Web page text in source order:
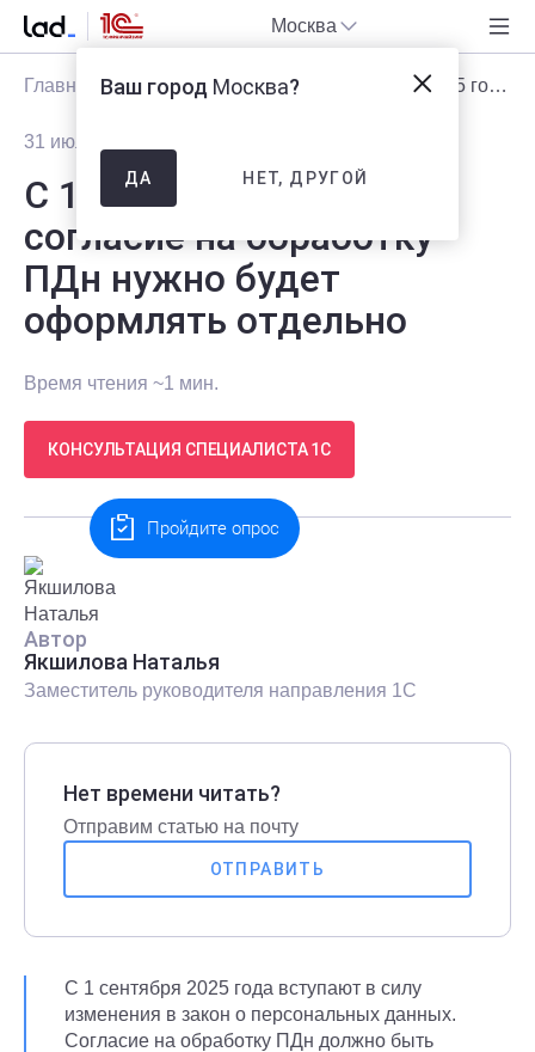
Москва
Главная Блог Новости С 1 сентября 2025 года согласие на обработку ПДн нужно будет оформлять отдельно
31 июля 2025
С 1 сентября 2025 года
согласие на обработку
ПДн нужно будет
оформлять отдельно
Время чтения ~1 мин.
КОНСУЛЬТАЦИЯ СПЕЦИАЛИСТА 1С
Автор
Якшилова Наталья
Заместитель руководителя направления 1С
Нет времени читать?
Отправим статью на почту
ОТПРАВИТЬ
С 1 сентября 2025 года вступают в силу
изменения в закон о персональных данных.
Согласие на обработку ПДн должно быть
Ваш город Москва?
ДА НЕТ, ДРУГОЙ
Пройдите опрос